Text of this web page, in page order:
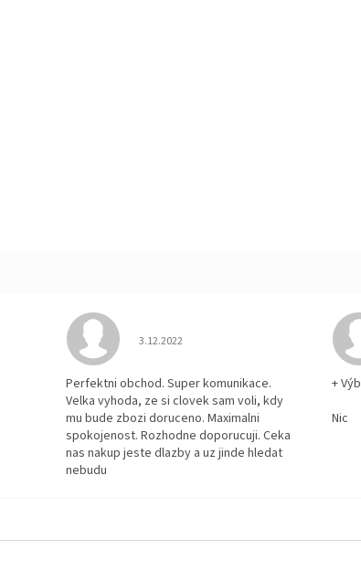
z 5 hvězdiček.
Hodnocení obchodu je 5 z 5 hvězdiček.
3.12.2022
Perfektni obchod. Super komunikace.
Velka vyhoda, ze si clovek sam voli, kdy
mu bude zbozi doruceno. Maximalni
spokojenost. Rozhodne doporucuji. Ceka
nas nakup jeste dlazby a uz jinde hledat
nebudu
+
Nic